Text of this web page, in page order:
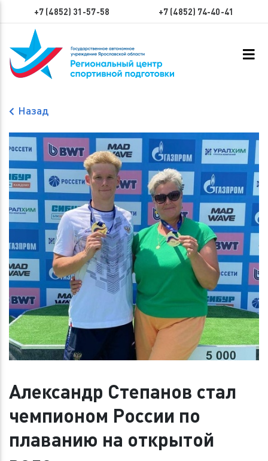
+7 (4852) 31-57-58 +7 (4852) 74-40-41
Назад
Александр Степанов стал
чемпионом России по
плаванию на открытой